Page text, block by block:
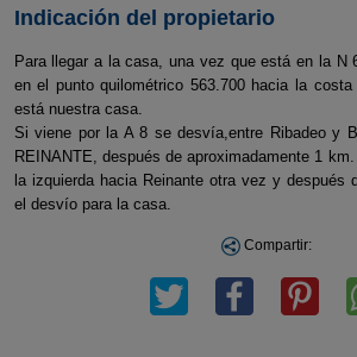
Indicación del propietario
Para llegar a la casa, una vez que está en la N
en el punto quilométrico 563.700 hacia la
está nuestra casa.
Si viene por la A 8 se desvía,entre Ribadeo y
REINANTE, después de aproximadamente 1
la izquierda hacia Reinante otra vez y después
el desvío para la casa.
Compartir: